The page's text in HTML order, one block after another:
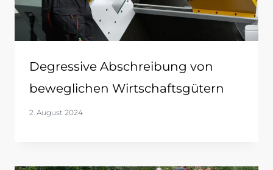
Degressive Abschreibung von
beweglichen Wirtschaftsgütern
2. August 2024